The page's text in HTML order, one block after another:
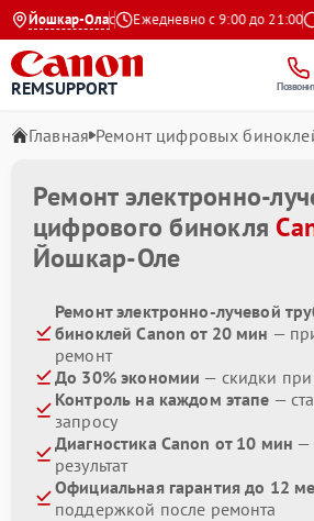
Йошкар-Ола
4.9 на Яндекс Ежедневно с 9:00 до 21:00
REMSUPPORT
Главная Ремонт цифровых
Ремонт электронно-
цифрового бинокля
Йошкар-Оле
Ремонт электронно-лучевой
биноклей Canon от 20 мин —
ремонт
До 30% экономии — скидки
Контроль на каждом этапе —
запросу
Диагностика Canon от 10 мин —
результат
Официальная гарантия до 12
поддержкой после ремонта